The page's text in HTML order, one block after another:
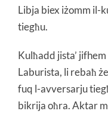
Libja biex iżomm il-
tiegħu.
Kulħadd jista’
Laburista, li rebaħ
fuq l-avversarju
bikrija oħra. Aktar